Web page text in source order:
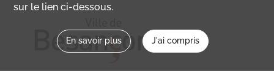
sur le lien ci-dessous.
En savoir plus J'ai compris